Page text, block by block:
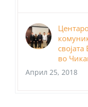
во
Април 25, 2018